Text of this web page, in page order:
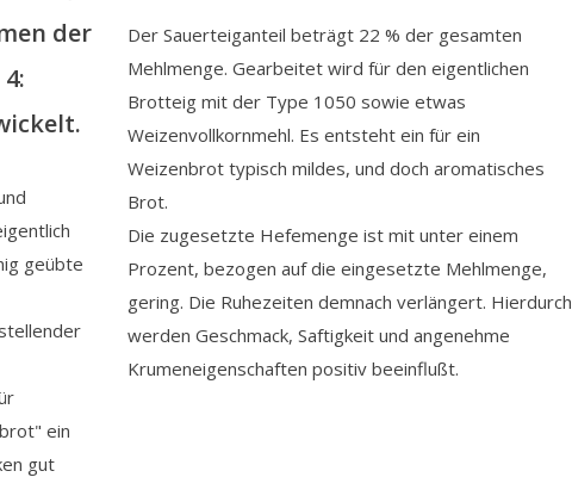
der
geübte
ein
gut
Der Sauerteiganteil beträgt 22 % der gesamten
Mehlmenge. Gearbeitet wird für den eigentlichen
Brotteig mit der Type 1050 sowie etwas
Weizenvollkornmehl. Es entsteht ein für ein
Weizenbrot typisch mildes, und doch aromatisches
Brot.
Die zugesetzte Hefemenge ist mit unter einem
Prozent, bezogen auf die eingesetzte Mehlmenge,
gering. Die Ruhezeiten demnach verlängert. Hierdurch
werden Geschmack, Saftigkeit und angenehme
Krumeneigenschaften positiv beeinflußt.